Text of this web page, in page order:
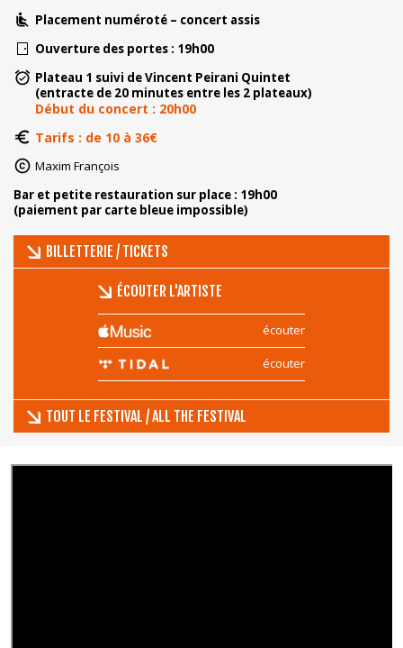
Placement numéroté – concert assis
Ouverture des portes : 19h00
Plateau 1 suivi de Vincent Peirani Quintet
(entracte de 20 minutes entre les 2 plateaux)
Début du concert : 20h00
Tarifs : de 10 à 36€
Maxim François
Bar et petite restauration sur place : 19h00
(paiement par carte bleue impossible)
BILLETTERIE / TICKETS
ÉCOUTER L'ARTISTE
écouter
écouter
TOUT LE FESTIVAL / ALL THE FESTIVAL